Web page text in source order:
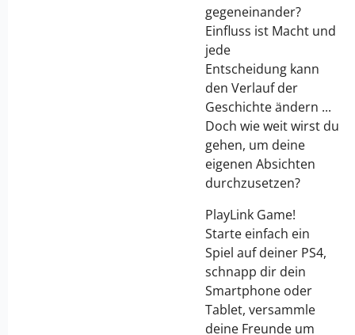
gegeneinander?
Einfluss ist Macht und
jede
Entscheidung kann
den Verlauf der
Geschichte ändern ...
Doch wie weit wirst du
gehen, um deine
eigenen Absichten
durchzusetzen?
PlayLink Game!
Starte einfach ein
Spiel auf deiner PS4,
schnapp dir dein
Smartphone oder
Tablet, versammle
deine Freunde um